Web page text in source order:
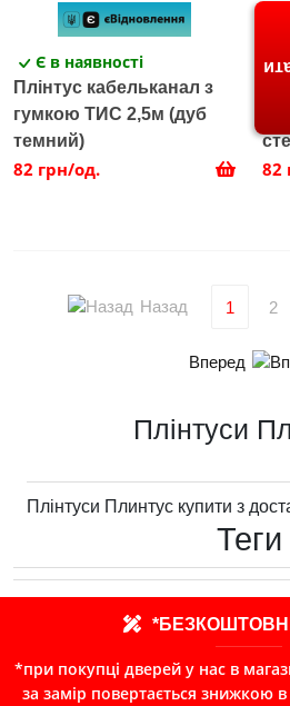
Є в наявності
Плінтус кабельканал з
гумкою ТИС 2,5м (дуб
темний)
82 грн/од. 82
Назад 1 2
Вперед
Плінтуси
Плінтуси Плинтус купити з
Теги
*при покупці дверей у нас в
за замір повертається знижкою